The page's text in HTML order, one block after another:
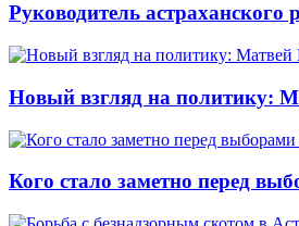
Руководитель
Новый взгляд на политику:
Кого стало заметно перед